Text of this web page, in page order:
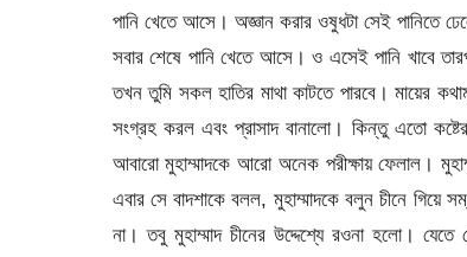
পানি খেতে আসে। অজ্ঞান করার ওষুধটা সেই পানিতে
সবার শেষে পানি খেতে আসে। ও এসেই পানি খাবে
তখন তুমি সকল হাতির মাথা কাটতে পারবে। মায়ের
সংগ্রহ করল এবং প্রাসাদ বানালো। কিন্তু এতো কষ্টের
আবারো মুহাম্মাদকে আরো অনেক পরীক্ষায় ফেলাল।
এবার সে বাদশাকে বলল, মুহাম্মাদকে বলুন চীনে
না। তবু মুহাম্মাদ চীনের উদ্দেশ্যে রওনা হলো। যেতে